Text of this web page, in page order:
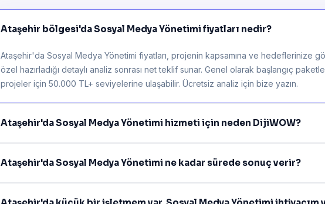
Ataşehir bölgesi'da Sosyal Medya Yönetimi fiyatları nedir?
Ataşehir'da Sosyal Medya Yönetimi fiyatları, projenin kapsamına ve hedeflerinize
özel hazırladığı detaylı analiz sonrası net teklif sunar. Genel olarak başlangıç
projeler için 50.000 TL+ seviyelerine ulaşabilir. Ücretsiz analiz için bize yazın.
Ataşehir'da Sosyal Medya Yönetimi hizmeti için neden DijiWOW?
Ataşehir'da Sosyal Medya Yönetimi ne kadar sürede sonuç verir?